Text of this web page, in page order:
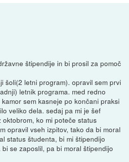
štipendije in bi prosil za pomoč
šoli(2 letni program). opravil sem prvi
letnik programa. med redno
sem kasneje po končani praksi
veliko dela. sedaj pa mi je šef
ko mi poteče status
opravil vseh izpitov, tako da bi moral
status študenta, bi mi štipendijo
se zaposlil, pa bi moral štipendijo